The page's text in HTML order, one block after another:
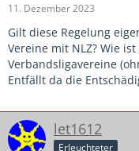
11. Dezember 2023
Gilt diese Regelung
Vereine mit NLZ? Wie
Verbandsligavereine
Entfällt da die
let1612
Erleuchteter